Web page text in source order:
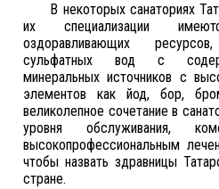
В некоторых санаториях
их специализации
оздоравливающих
сульфатных вод с
минеральных источников с
элементов как йод, бор,
великолепное сочетание в
уровня обслуживания,
высокопрофессиональным
чтобы назвать здравницы
стране.